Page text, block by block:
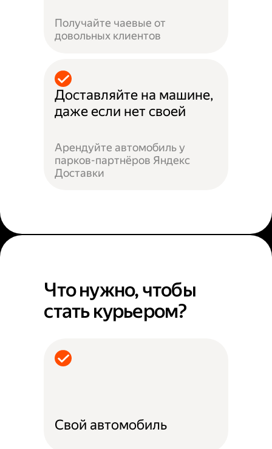
Получайте чаевые от
довольных клиентов
Доставляйте на машине,
даже если нет своей
Арендуйте автомобиль у
парков-партнёров Яндекс
Доставки
Что нужно, чтобы
стать курьером?
Свой автомобиль